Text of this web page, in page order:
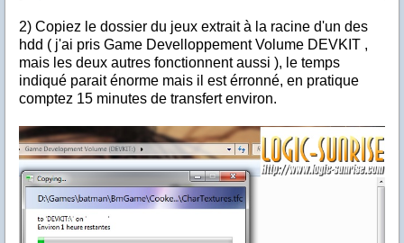
2) Copiez le dossier du jeux extrait à la racine d'un des
hdd ( j'ai pris Game Develloppement Volume DEVKIT ,
mais les deux autres fonctionnent aussi ), le temps
indiqué parait énorme mais il est érronné, en pratique
comptez 15 minutes de transfert environ.